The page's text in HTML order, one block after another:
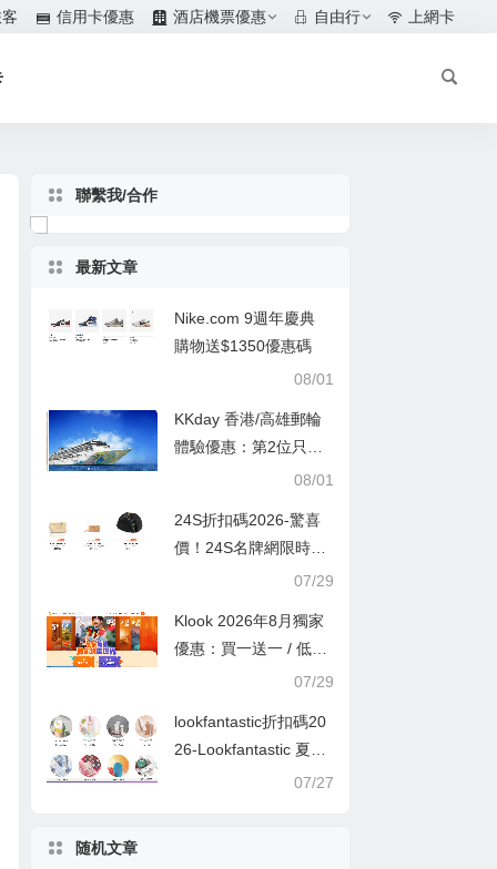
信用卡優惠 酒店機票優惠 自由行 上網卡
聯繫我/合作
最新文章
Nike.com 9週年慶典
購物送$1350優惠碼
08/01
KKday 香港/高雄郵輪
體驗優惠：第2位只需
08/01
24S折扣碼2026-驚喜
價！24S名牌網限時9
折！Louis Vuitton 精選
72折！
07/29
Klook 2026年8月獨家
優惠：買一送一 / 低至
07/29
lookfantastic折扣碼20
26-Lookfantastic 夏日
優惠低至65折優惠碼
07/27
随机文章